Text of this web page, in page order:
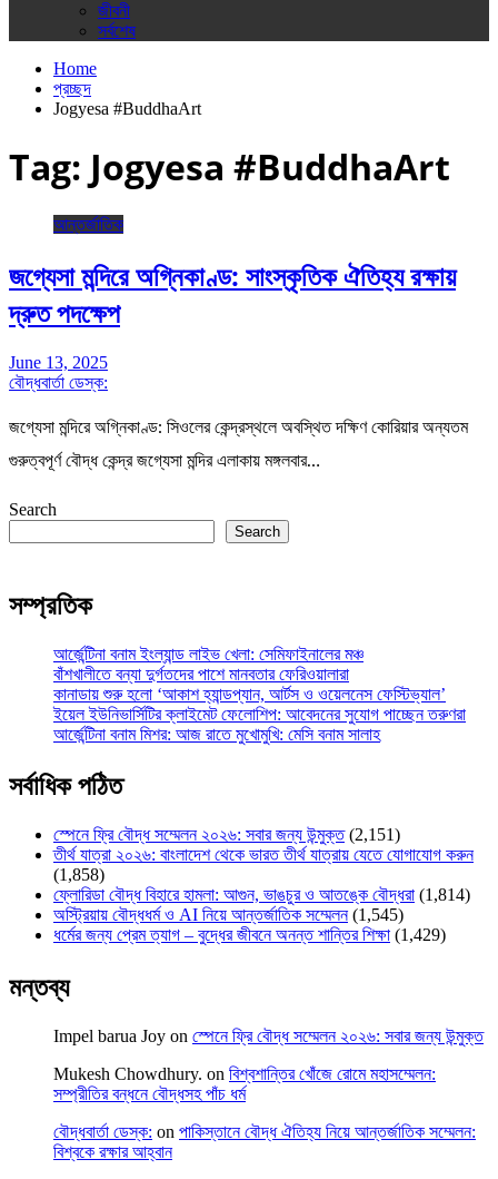
জীবনী
সর্বশেষ
Home
প্রচ্ছদ
Jogyesa #BuddhaArt
Tag: Jogyesa #BuddhaArt
আন্তর্জাতিক
জগ্যেসা মন্দিরে অগ্নিকাণ্ড: সাংস্কৃতিক ঐতিহ্য রক্ষায়
দ্রুত পদক্ষেপ
June 13, 2025
বৌদ্ধবার্তা ডেস্ক:
জগ্যেসা মন্দিরে অগ্নিকাণ্ড: সিওলের কেন্দ্রস্থলে অবস্থিত দক্ষিণ কোরিয়ার অন্যতম
গুরুত্বপূর্ণ বৌদ্ধ কেন্দ্র জগ্যেসা মন্দির এলাকায় মঙ্গলবার…
Search
Search
সম্প্রতিক
আর্জেন্টিনা বনাম ইংল্যান্ড লাইভ খেলা: সেমিফাইনালের মঞ্চ
বাঁশখালীতে বন্যা দুর্গতদের পাশে মানবতার ফেরিওয়ালারা
কানাডায় শুরু হলো ‘আকাশ হ্যান্ডপ্যান, আর্টস ও ওয়েলনেস ফেস্টিভ্যাল’
ইয়েল ইউনিভার্সিটির ক্লাইমেট ফেলোশিপ: আবেদনের সুযোগ পাচ্ছেন তরুণরা
আর্জেন্টিনা বনাম মিশর: আজ রাতে মুখোমুখি: মেসি বনাম সালাহ
সর্বাধিক পঠিত
স্পেনে ফ্রি বৌদ্ধ সম্মেলন ২০২৬: সবার জন্য উন্মুক্ত (2,151)
তীর্থ যাত্রা ২০২৬: বাংলাদেশ থেকে ভারত তীর্থ যাত্রায় যেতে যোগাযোগ করুন
(1,858)
ফ্লোরিডা বৌদ্ধ বিহারে হামলা: আগুন, ভাঙচুর ও আতঙ্কে বৌদ্ধরা (1,814)
অস্ট্রিয়ায় বৌদ্ধধর্ম ও AI নিয়ে আন্তর্জাতিক সম্মেলন (1,545)
ধর্মের জন্য প্রেম ত্যাগ – বুদ্ধের জীবনে অনন্ত শান্তির শিক্ষা (1,429)
মন্তব্য
Impel barua Joy on স্পেনে ফ্রি বৌদ্ধ সম্মেলন ২০২৬: সবার জন্য উন্মুক্ত
Mukesh Chowdhury. on বিশ্বশান্তির খোঁজে রোমে মহাসম্মেলন:
সম্প্রীতির বন্ধনে বৌদ্ধসহ পাঁচ ধর্ম
বৌদ্ধবার্তা ডেস্ক: on পাকিস্তানে বৌদ্ধ ঐতিহ্য নিয়ে আন্তর্জাতিক সম্মেলন:
বিশ্বকে রক্ষার আহ্বান